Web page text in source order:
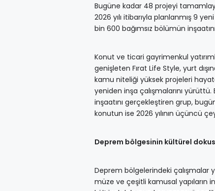
Bugüne kadar 48 projeyi
2026 yılı itibarıyla planlanmış 9
bin 600 bağımsız bölümün
Konut ve ticari gayrimenkul
genişleten Fırat Life Style, yurt
kamu niteliği yüksek projeleri
yeniden inşa çalışmalarını
inşaatını gerçekleştiren grup,
konutun ise 2026 yılının üçüncü
Deprem bölgesinin kültürel
Deprem bölgelerindeki çalışmalar
müze ve çeşitli kamusal yapıların